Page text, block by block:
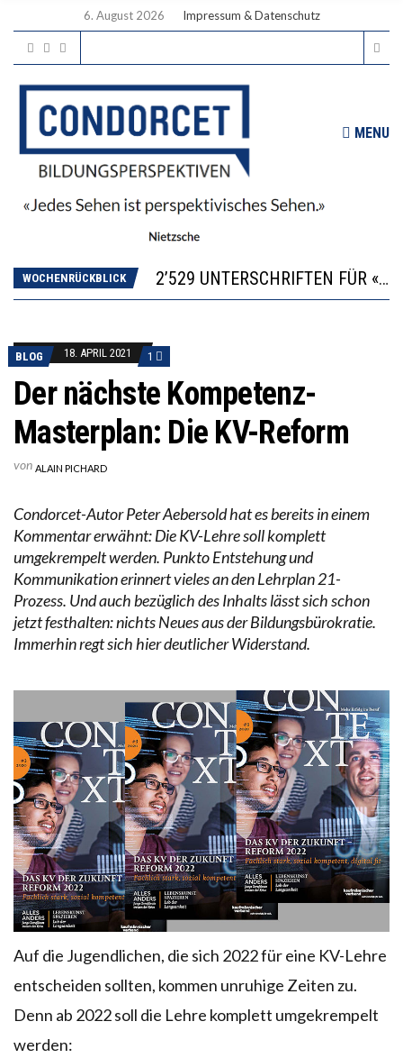
6. August 2026 Impressum & Datenschutz
MENU
WOCHENRÜCKBLICK
ICH WILL MEHR EVIDENZ UND WILL WISSEN, WAS ALL DIE INVESTITIONEN BRINGEN
DER US-ÖKONOM WALLACE OATES: FÖDERALISMUS IM BILDUNGSBEREICH
BLOG 18. APRIL 2021 1
Der nächste Kompetenz-
Masterplan: Die KV-Reform
von ALAIN PICHARD
Condorcet-Autor Peter Aebersold hat es bereits in einem
Kommentar erwähnt: Die KV-Lehre soll komplett
umgekrempelt werden. Punkto Entstehung und
Kommunikation erinnert vieles an den Lehrplan 21-
Prozess. Und auch bezüglich des Inhalts lässt sich schon
jetzt festhalten: nichts Neues aus der Bildungsbürokratie.
Immerhin regt sich hier deutlicher Widerstand.
Auf die Jugendlichen, die sich 2022 für eine KV-Lehre
entscheiden sollten, kommen unruhige Zeiten zu.
Denn ab 2022 soll die Lehre komplett umgekrempelt
werden: